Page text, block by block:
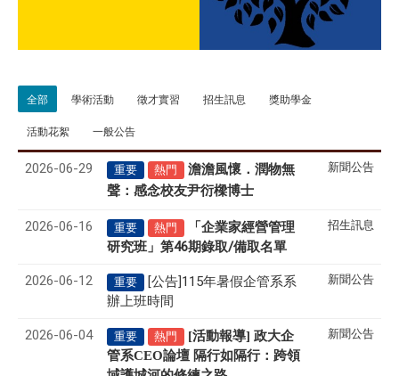
全部 學術活動 徵才實習 招生訊息 獎助學金
活動花絮 一般公告
2026-06-29 重要 熱門
澹澹風懷．潤物無
聲 ： 感念校友尹衍樑博士
新聞公告
2026-06-16 重要 熱門
「企業家經營管理
研究班」第46期錄取/備取名單
招生訊息
2026-06-12 重要
[公告]115年暑假企管系系
辦上班時間
新聞公告
2026-06-04 重要 熱門
[活動報導] 政大企
管系CEO論壇 隔行如隔行：跨領
新聞公告